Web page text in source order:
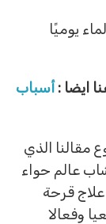
يوميًا
ايضا :أسباب
مقالنا الذي
عالم حواء
قرحة
وفعالا